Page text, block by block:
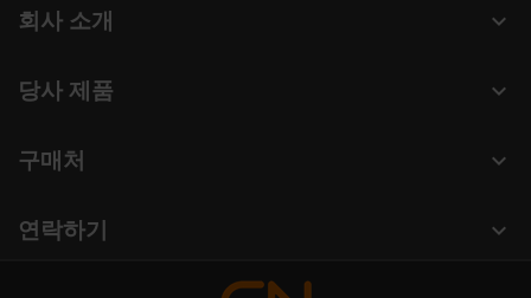
expand_more
회사 소개
의 지속 가능성
새 소식 및 보도자료
expand_more
당사 제품
회의실 카메라
expand_more
구매처
expand_more
연락하기